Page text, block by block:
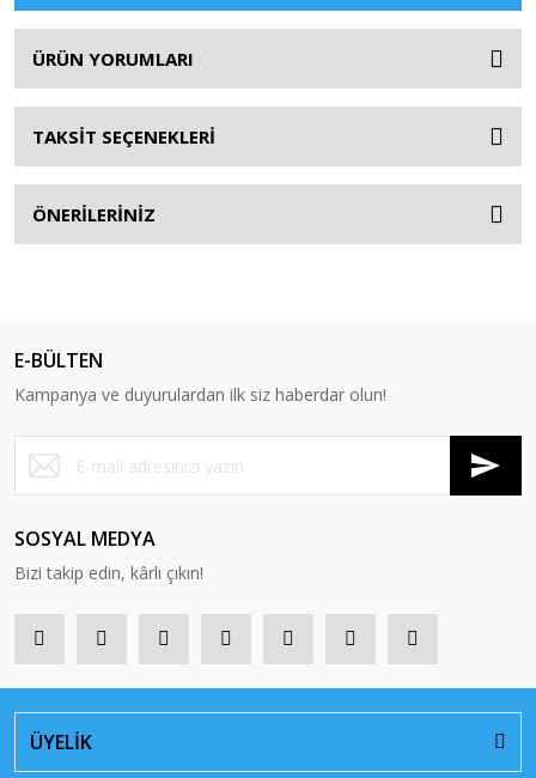
ÜRÜN YORUMLARI
TAKSİT SEÇENEKLERİ
ÖNERİLERİNİZ
E-BÜLTEN
Kampanya ve duyurulardan ilk siz haberdar olun!
SOSYAL MEDYA
Bizi takip edin, kârlı çıkın!
ÜYELİK